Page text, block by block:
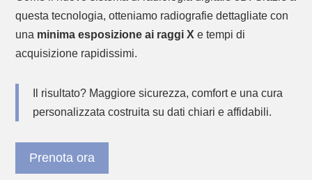
questa tecnologia, otteniamo radiografie dettagliate con
una minima esposizione ai raggi X e tempi di
acquisizione rapidissimi.
Il risultato? Maggiore sicurezza, comfort e una cura
personalizzata costruita su dati chiari e affidabili.
Prenota ora